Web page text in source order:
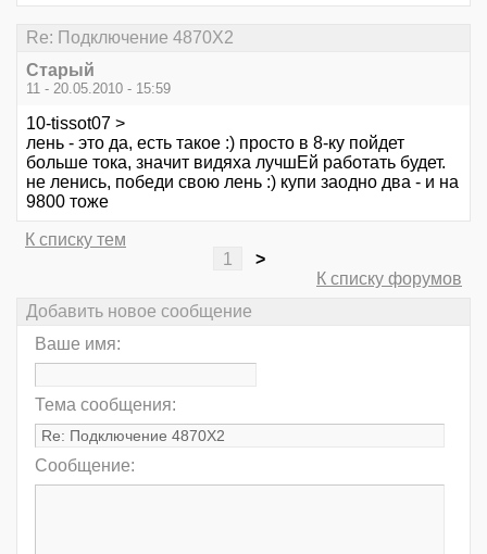
Re: Подключение 4870Х2
Старый
11 - 20.05.2010 - 15:59
10-tissot07 >
лень - это да, есть такое :) просто в 8-ку пойдет
больше тока, значит видяха лучшЕй работать будет.
не ленись, победи свою лень :) купи заодно два - и на
9800 тоже
К списку тем
1
>
К списку форумов
Добавить новое сообщение
Ваше имя:
Тема сообщения:
Сообщение: